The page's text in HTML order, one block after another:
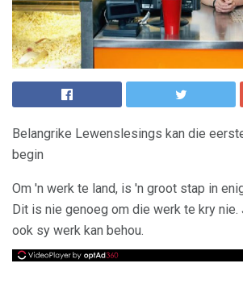
Belangrike Lewenslesings kan die
begin
Om 'n werk te land, is 'n groot stap in
Dit is nie genoeg om die werk te kry
ook sy werk kan behou.